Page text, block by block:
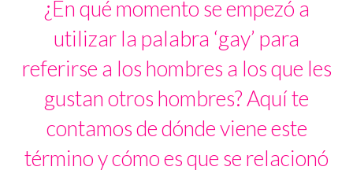
¿En qué momento se empezó a
utilizar la palabra ‘gay’ para
referirse a los hombres a los que les
gustan otros hombres? Aquí te
contamos de dónde viene este
término y cómo es que se relacionó